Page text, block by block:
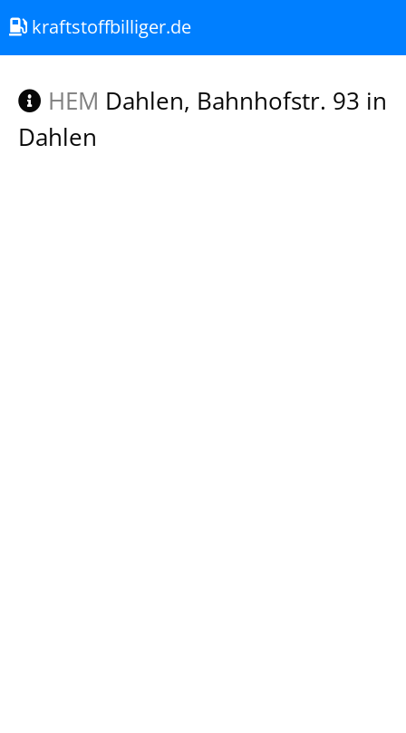
kraftstoffbilliger.de
HEM Dahlen, Bahnhofstr. 93 in
Dahlen